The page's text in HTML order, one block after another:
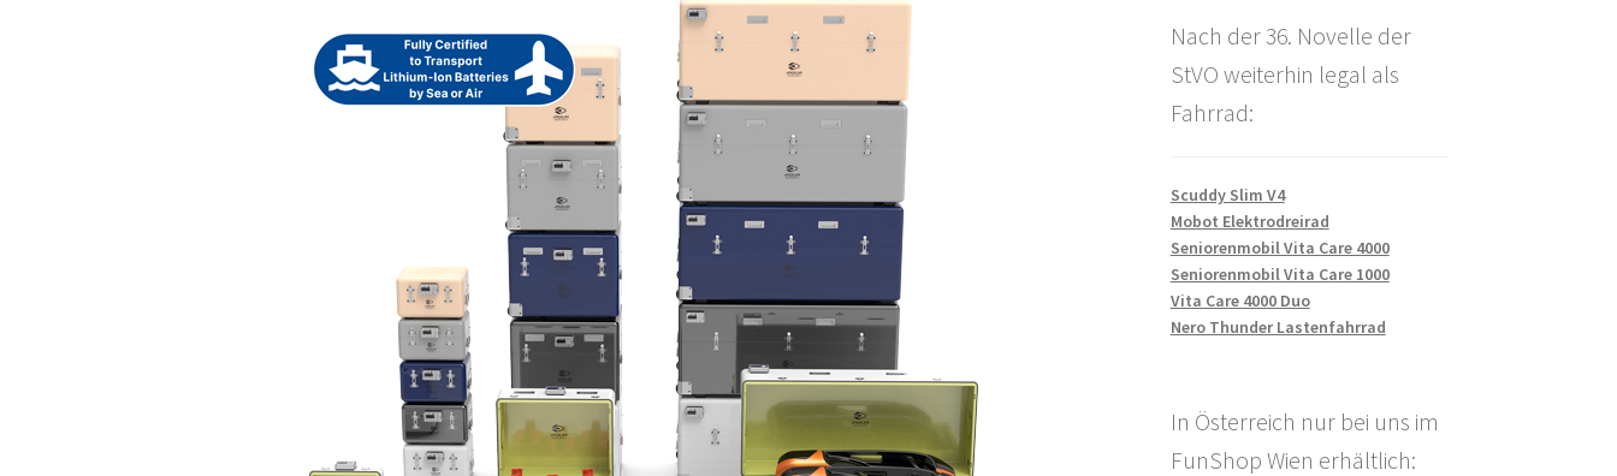
Nach der 36. Novelle der
StVO weiterhin legal als
Fahrrad:
Scuddy Slim V4
Mobot Elektrodreirad
Seniorenmobil Vita Care 4000
Seniorenmobil Vita Care 1000
Vita Care 4000 Duo
Nero Thunder Lastenfahrrad
In Österreich nur bei uns im
FunShop Wien erhältlich: